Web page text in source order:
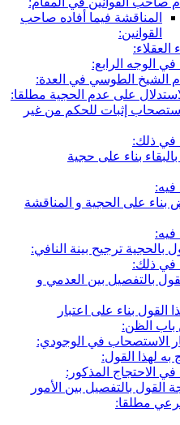
المناقشة فيما أفاده صاحب
القوانين:
الوجه الرابع:
الشيخ الطوسي في العدة:
على عدم الحجية مطلقا:
إثبات للحكم من غير
ذلك:
بناء على حجية
بناء على الحجية و المناقشة
ذلك:
بالتفصيل بين العدمي و
بناء على اعتبار
الظن:
الاستصحاب في الوجودي:
لهذا القول:
الاحتجاج المذكور:
بالتفصيل بين الأمور
مطلقا: